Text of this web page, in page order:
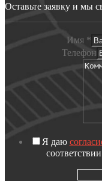
Оставьте заявку и мы
Имя *
Телефон
Я даю